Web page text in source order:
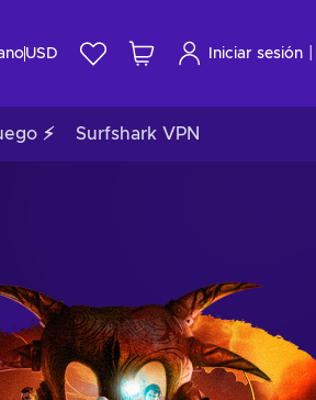
USD Iniciar sesión
⚡ Surfshark VPN